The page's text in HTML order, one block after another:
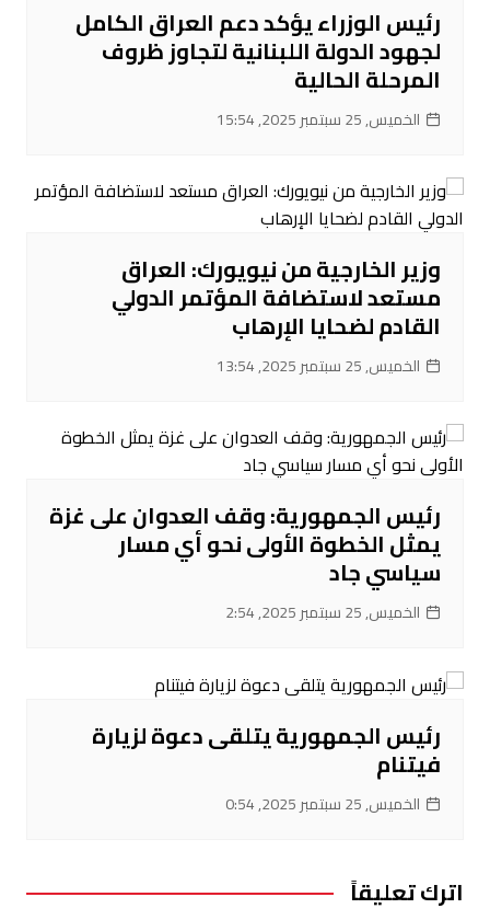
رئيس الوزراء يؤكد دعم العراق الكامل
لجهود الدولة اللبنانية لتجاوز ظروف
المرحلة الحالية
الخميس, 25 سبتمبر 2025, 15:54
وزير الخارجية من نيويورك: العراق
مستعد لاستضافة المؤتمر الدولي
القادم لضحايا الإرهاب
الخميس, 25 سبتمبر 2025, 13:54
رئيس الجمهورية: وقف العدوان على غزة
يمثل الخطوة الأولى نحو أي مسار
سياسي جاد
الخميس, 25 سبتمبر 2025, 2:54
رئيس الجمهورية يتلقى دعوة لزيارة
فيتنام
الخميس, 25 سبتمبر 2025, 0:54
اترك تعليقاً